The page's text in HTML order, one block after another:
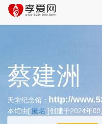
蔡建洲
天堂纪念馆： http://
本馆由[ 匿名 ]创建于2024年09